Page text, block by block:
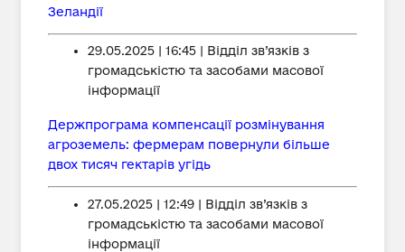
Зеландії
29.05.2025 | 16:45 | Відділ зв’язків з
громадськістю та засобами масової
інформації
Держпрограма компенсації розмінування
агроземель: фермерам повернули більше
двох тисяч гектарів угідь
27.05.2025 | 12:49 | Відділ зв’язків з
громадськістю та засобами масової
інформації